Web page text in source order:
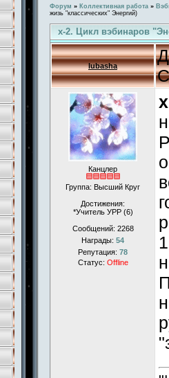
Форум » Коллективная работа »
жизь "классических" Энергий)
x-2. Цикл вэбинаров
lubasha
Канцлер
Группа: Высший Круг
Достижения:
*Учитель УРР (6)
Сообщений: 2268
Награды: 54
Репутация: 78
Статус: Offline